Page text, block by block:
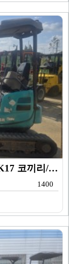
코벨코/굴삭기/1.7톤 미니굴삭기/SK17 코끼리/20…
1400